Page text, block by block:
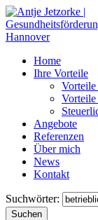
Home
Ihre Vorteile
Angebote
Referenzen
Über mich
News
Kontakt
Suchwörter:
Suchen